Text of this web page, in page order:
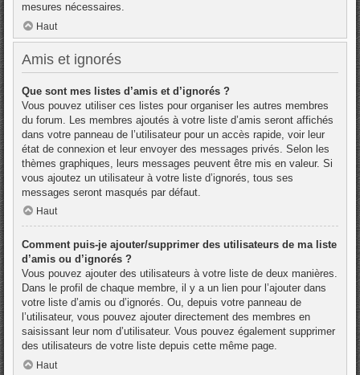
mesures nécessaires.
Haut
Amis et ignorés
Que sont mes listes d’amis et d’ignorés ?
Vous pouvez utiliser ces listes pour organiser les autres membres
du forum. Les membres ajoutés à votre liste d’amis seront affichés
dans votre panneau de l’utilisateur pour un accès rapide, voir leur
état de connexion et leur envoyer des messages privés. Selon les
thèmes graphiques, leurs messages peuvent être mis en valeur. Si
vous ajoutez un utilisateur à votre liste d’ignorés, tous ses
messages seront masqués par défaut.
Haut
Comment puis-je ajouter/supprimer des utilisateurs de ma liste
d’amis ou d’ignorés ?
Vous pouvez ajouter des utilisateurs à votre liste de deux manières.
Dans le profil de chaque membre, il y a un lien pour l’ajouter dans
votre liste d’amis ou d’ignorés. Ou, depuis votre panneau de
l’utilisateur, vous pouvez ajouter directement des membres en
saisissant leur nom d’utilisateur. Vous pouvez également supprimer
des utilisateurs de votre liste depuis cette même page.
Haut